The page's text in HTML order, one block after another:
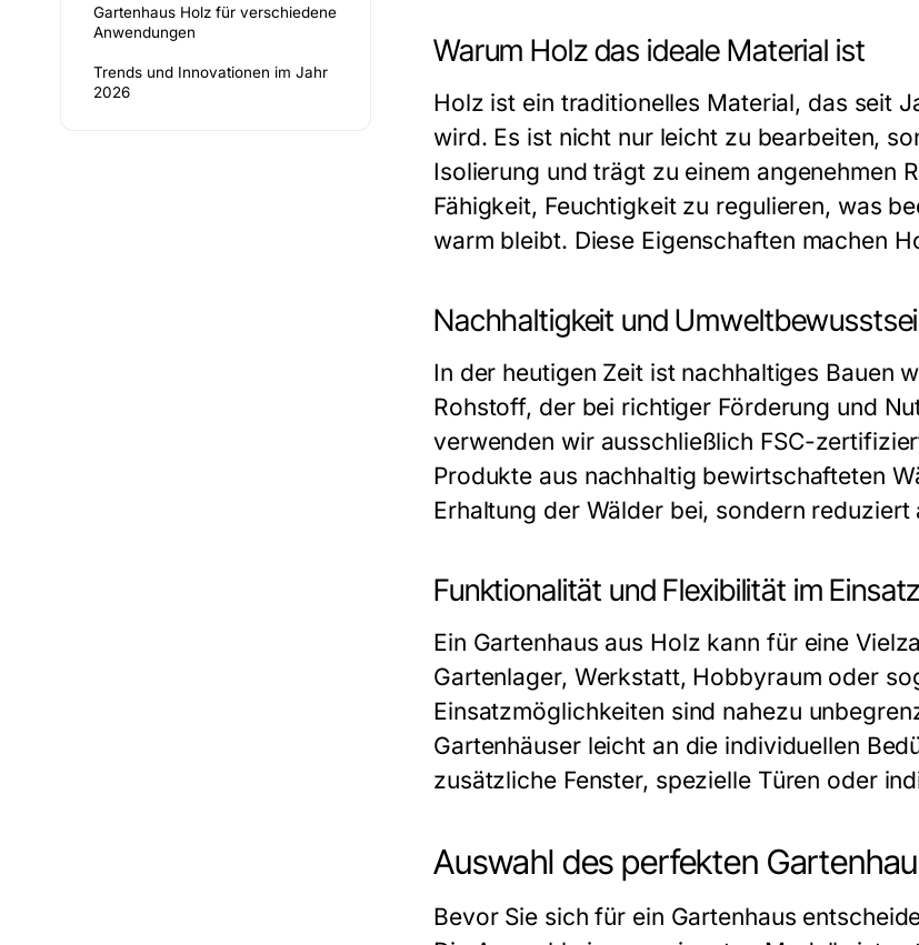
Gartenhaus Holz für verschiedene
Anwendungen
Trends und Innovationen im Jahr
2026
Warum Holz das ideale Material ist
Holz ist ein traditionelles Material, das seit
wird. Es ist nicht nur leicht zu bearbeiten,
Isolierung und trägt zu einem angenehmen
Fähigkeit, Feuchtigkeit zu regulieren, was
warm bleibt. Diese Eigenschaften machen
Nachhaltigkeit und
In der heutigen Zeit ist nachhaltiges Bauen
Rohstoff, der bei richtiger Förderung und
verwenden wir ausschließlich FSC-
Produkte aus nachhaltig bewirtschafteten
Erhaltung der Wälder bei, sondern
Funktionalität und Flexibilität im Einsatz
Ein Gartenhaus aus Holz kann für eine
Gartenlager, Werkstatt, Hobbyraum oder
Einsatzmöglichkeiten sind nahezu
Gartenhäuser leicht an die individuellen
zusätzliche Fenster, spezielle Türen oder
Auswahl des perfekten
Bevor Sie sich für ein Gartenhaus